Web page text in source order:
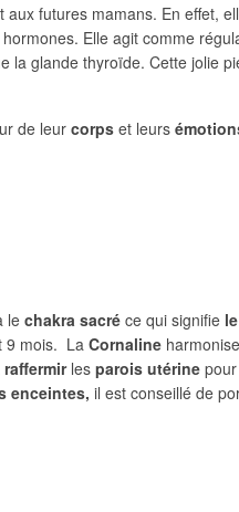
futures mamans. En effet,
Elle agit comme
la glande thyroïde. Cette jolie
de leur corps et leurs
le chakra sacré ce qui signifie
9 mois. La Cornaline
raffermirles parois utérine
enceintes, il est conseillé de